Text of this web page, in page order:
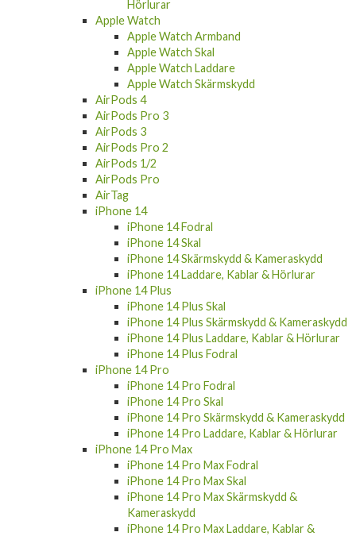
Hörlurar
Apple Watch
Apple Watch Armband
Apple Watch Skal
Apple Watch Laddare
Apple Watch Skärmskydd
AirPods 4
AirPods Pro 3
AirPods 3
AirPods Pro 2
AirPods 1/2
AirPods Pro
AirTag
iPhone 14
iPhone 14 Fodral
iPhone 14 Skal
iPhone 14 Skärmskydd & Kameraskydd
iPhone 14 Laddare, Kablar & Hörlurar
iPhone 14 Plus
iPhone 14 Plus Skal
iPhone 14 Plus Skärmskydd & Kameraskydd
iPhone 14 Plus Laddare, Kablar & Hörlurar
iPhone 14 Plus Fodral
iPhone 14 Pro
iPhone 14 Pro Fodral
iPhone 14 Pro Skal
iPhone 14 Pro Skärmskydd & Kameraskydd
iPhone 14 Pro Laddare, Kablar & Hörlurar
iPhone 14 Pro Max
iPhone 14 Pro Max Fodral
iPhone 14 Pro Max Skal
iPhone 14 Pro Max Skärmskydd &
Kameraskydd
iPhone 14 Pro Max Laddare, Kablar &